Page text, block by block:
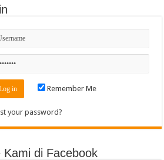
Remember Me
your password?
Kami di Facebook